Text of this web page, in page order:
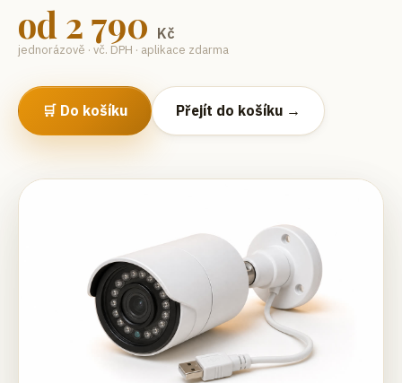
od 2 790 Kč
jednorázově · vč. DPH · aplikace zdarma
🛒 Do košíku Přejít do košíku →